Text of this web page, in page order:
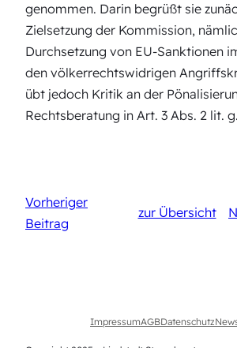
genommen. Darin begrüßt sie
Zielsetzung der Kommission,
Durchsetzung von EU-Sanktionen
den völkerrechtswidrigen
übt jedoch Kritik an der
Rechtsberatung in Art. 3 Abs. 2 lit. g.
Vorheriger
Beitrag
zur Übersicht
ImpressumAGBDatenschutz